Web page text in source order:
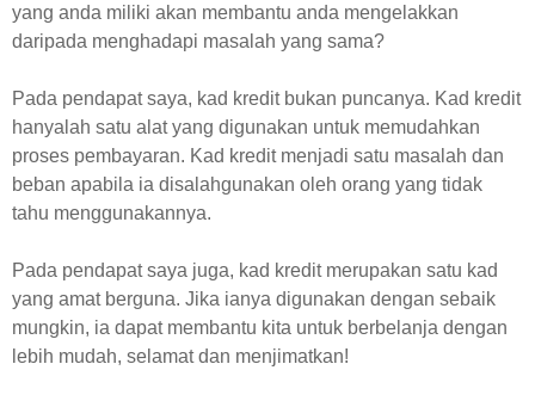
yang anda miliki akan membantu anda mengelakkan
daripada menghadapi masalah yang sama?
Pada pendapat saya, kad kredit bukan puncanya. Kad kredit
hanyalah satu alat yang digunakan untuk memudahkan
proses pembayaran. Kad kredit menjadi satu masalah dan
beban apabila ia disalahgunakan oleh orang yang tidak
tahu menggunakannya.
Pada pendapat saya juga, kad kredit merupakan satu kad
yang amat berguna. Jika ianya digunakan dengan sebaik
mungkin, ia dapat membantu kita untuk berbelanja dengan
lebih mudah, selamat dan menjimatkan!